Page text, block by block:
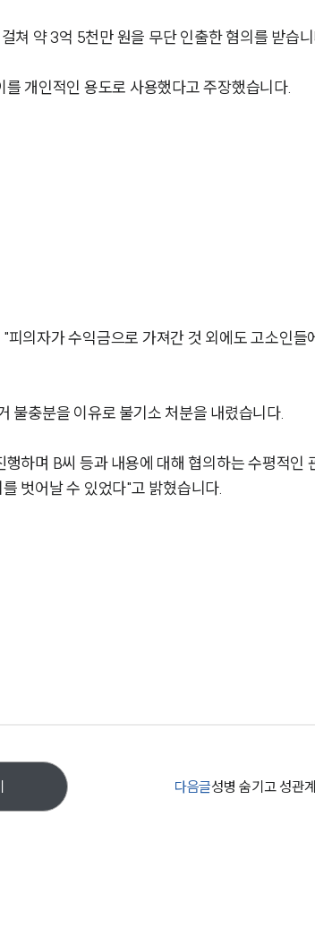
쳐 약 3억 5천만 원을 무단 인출한 혐의를 받습
개인적인 용도로 사용했다고 주장했습니다.
의자가 수익금으로 가져간 것 외에도 고소인들
불충분을 이유로 불기소 처분을 내렸습니다.
하며 B씨 등과 내용에 대해 협의하는 수평적인
벗어날 수 있었다"고 밝혔습니다.
다음글